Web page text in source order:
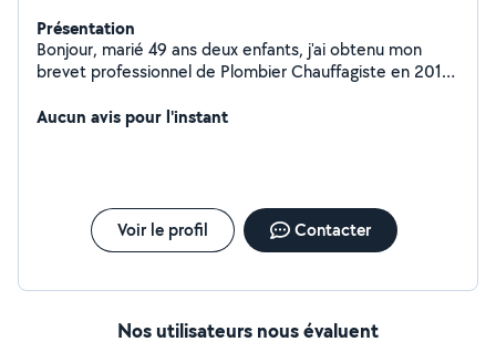
Présentation
Bonjour, marié 49 ans deux enfants, j'ai obtenu mon
brevet professionnel de Plombier Chauffagiste en 2017.
doué en bricolage avec une expérience de 6 ans en
Aucun avis pour l'instant
Voir le profil Contacter
Nos utilisateurs nous évaluent